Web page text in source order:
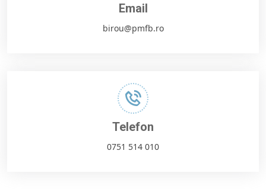
Email
birou@pmfb.ro
Telefon
0751 514 010